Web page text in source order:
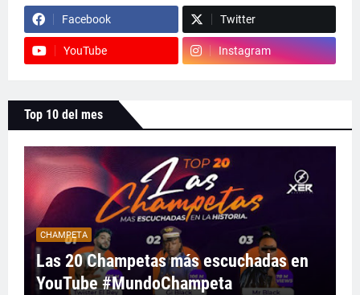
Facebook Twitter
YouTube Instagram
Top 10 del mes
CHAMPETA
Las 20 Champetas más escuchadas en
YouTube #MundoChampeta